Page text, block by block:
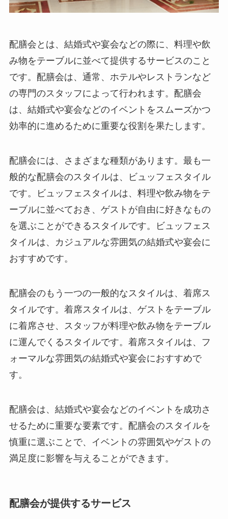
配膳会とは、 結婚式や宴会などの際に、料理や飲
み物をテーブルに並べて提供するサービスのこと
です。配膳会は、通常、ホテルやレストランなど
の専門のスタッフによって行われます。配膳会
は、 結婚式や宴会などのイベントをスムーズかつ
効率的に進めるために重要な役割を果たします。
配膳会には、さまざまな種類があります。最も一
般的な配膳会のスタイルは、ビュッフェスタイル
です。ビュッフェスタイルは、 料理や飲み物をテ
ーブルに並べておき、ゲストが自由に好きなもの
を選ぶことができるスタイルです。ビュッフェス
タイルは、
カジュアルな雰囲気の結婚式や宴会に
おすすめです。
配膳会のもう一つの一般的なスタイルは、着席ス
タイルです。着席スタイルは、 ゲストをテーブル
に着席させ、スタッフが料理や飲み物をテーブル
に運んでくるスタイルです。着席スタイルは、
フ
ォーマルな雰囲気の結婚式や宴会におすすめで
す。
配膳会は、結婚式や宴会などのイベントを成功さ
せるために重要な要素です。配膳会のスタイルを
慎重に選ぶことで、イベントの雰囲気やゲストの
満足度に影響を与えることができます。
配膳会が提供するサービス